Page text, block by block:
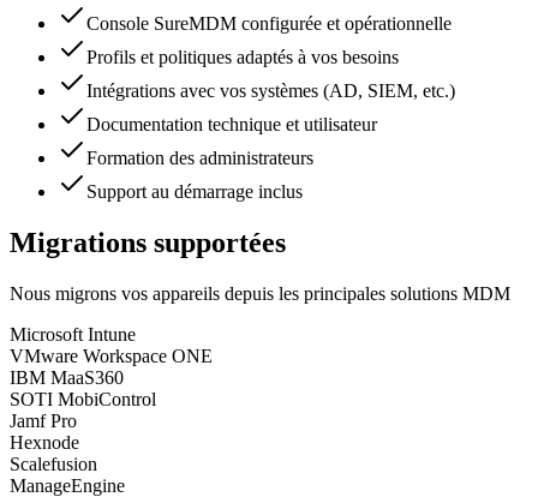
Console SureMDM configurée et opérationnelle
Profils et politiques adaptés à vos besoins
Intégrations avec vos systèmes (AD, SIEM, etc.)
Documentation technique et utilisateur
Formation des administrateurs
Support au démarrage inclus
Migrations supportées
Nous migrons vos appareils depuis les principales solutions MDM
Microsoft Intune
VMware Workspace ONE
IBM MaaS360
SOTI MobiControl
Jamf Pro
Hexnode
Scalefusion
ManageEngine